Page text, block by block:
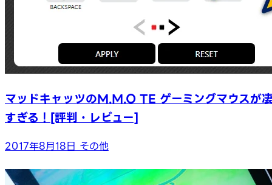
マッドキャッツのM.M.O TE ゲーミングマウスが
すぎる！[評判・レビュー]
2017年8月18日 その他